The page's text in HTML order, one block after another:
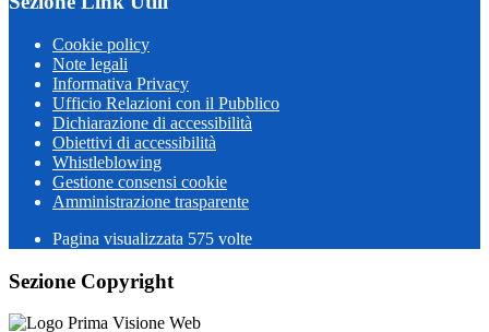
Cookie policy
Note legali
Informativa Privacy
Ufficio Relazioni con il Pubblico
Dichiarazione di accessibilità
Obiettivi di accessibilità
Whistleblowing
Gestione consensi cookie
Amministrazione trasparente
Pagina visualizzata 575 volte
Sezione Copyright